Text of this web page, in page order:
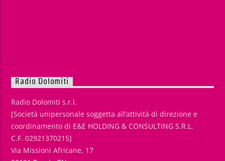
Radio Dolomiti
Radio Dolomiti s.r.l.
[Società unipersonale soggetta all’attività di direzione e
coordinamento di E&E HOLDING & CONSULTING S.R.L.
C.F. 02921370215]
Via Missioni Africane, 17